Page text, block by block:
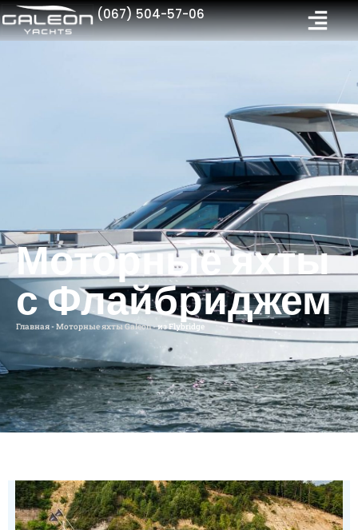
(067) 504-57-06
Моторные яхты
с Флайбриджем
Главная-Моторные яхты Galeon-из Flybridge